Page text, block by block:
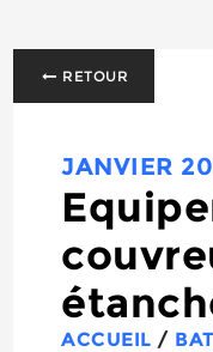
RETOUR
JANVIER
ACCUEIL /